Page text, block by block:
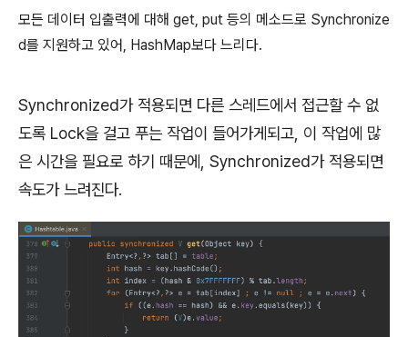
모든 데이터 입출력에 대해 get, put 등의 메소드로 Synchronize
d를 지원하고 있어, HashMap보다 느리다.
Synchronized가 적용되면 다른 스레드에서 접근할 수 없
도록 Lock을 걸고 푸는 작업이 들어가게되고, 이 작업에 많
은 시간을 필요로 하기 때문에, Synchronized가 적용되면
속도가 느려진다.